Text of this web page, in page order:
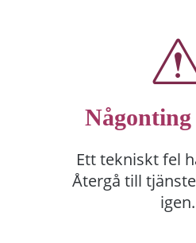
Ett tekniskt fel
Återgå till
igen.